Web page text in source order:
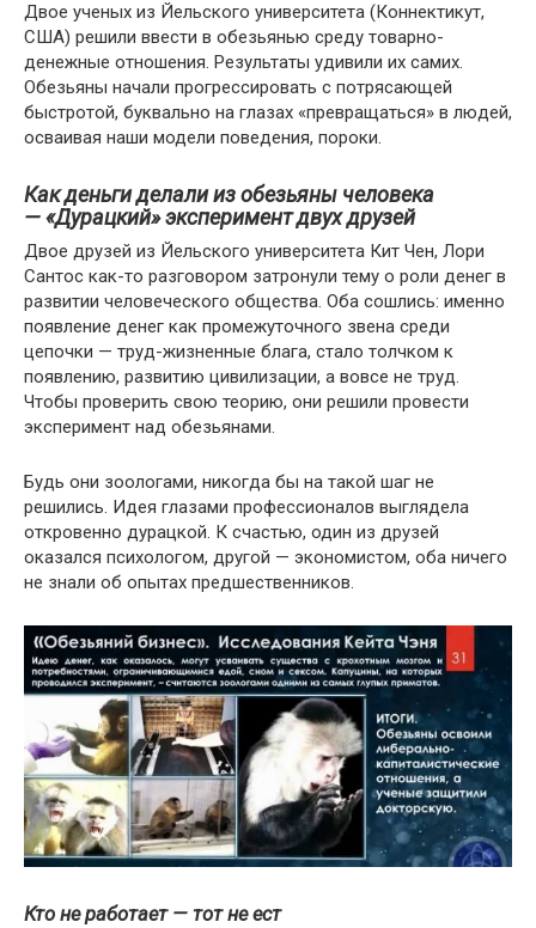
Двое ученых из Йельского университета (Коннектикут,
США) решили ввести в обезьянью среду товарно-
денежные отношения. Результаты удивили их самих.
Обезьяны начали прогрессировать с потрясающей
быстротой, буквально на глазах «превращаться» в людей,
осваивая наши модели поведения, пороки.
Как деньги делали из обезьяны человека
—«Дурацкий» эксперимент двух друзей
Двое друзей из Йельского университета Кит Чен, Лори
Сантос как-то разговором затронули тему о роли денег в
развитии человеческого общества. Оба сошлись: именно
появление денег как промежуточного звена среди
цепочки — труд-жизненные блага, стало толчком к
появлению, развитию цивилизации, а вовсе не труд.
Чтобы проверить свою теорию, они решили провести
эксперимент над обезьянами.
Будь они зоологами, никогда бы на такой шаг не
решились. Идея глазами профессионалов выглядела
откровенно дурацкой. К счастью, один из друзей
оказался психологом, другой — экономистом, оба ничего
не знали об опытах предшественников.
Кто не работает — тот не ест